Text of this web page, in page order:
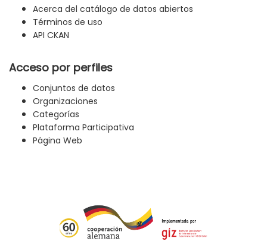
Acerca del catálogo de datos abiertos
Términos de uso
API CKAN
Acceso por perfiles
Conjuntos de datos
Organizaciones
Categorías
Plataforma Participativa
Página Web